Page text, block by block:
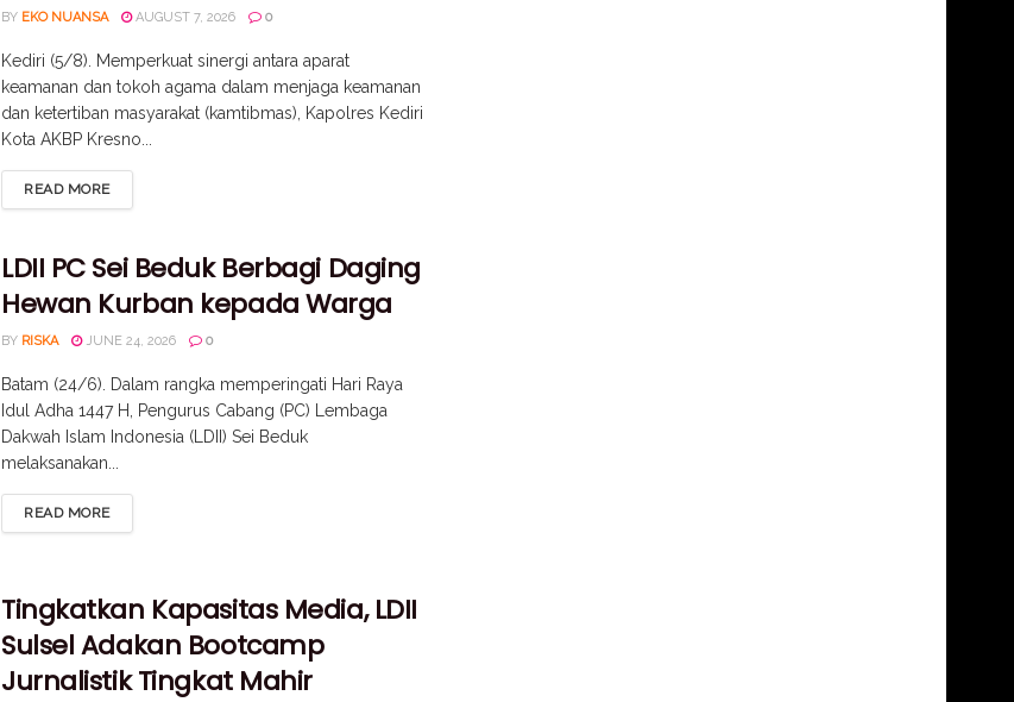
BY EKO NUANSA AUGUST 7, 2026 0
Kediri (5/8). Memperkuat sinergi antara aparat
keamanan dan tokoh agama dalam menjaga keamanan
dan ketertiban masyarakat (kamtibmas), Kapolres Kediri
Kota AKBP Kresno...
READ MORE
LDII PC Sei Beduk Berbagi Daging
Hewan Kurban kepada Warga
BY RISKA JUNE 24, 2026 0
Batam (24/6). Dalam rangka memperingati Hari Raya
Idul Adha 1447 H, Pengurus Cabang (PC) Lembaga
Dakwah Islam Indonesia (LDII) Sei Beduk
melaksanakan...
READ MORE
Tingkatkan Kapasitas Media, LDII
Sulsel Adakan Bootcamp
Jurnalistik Tingkat Mahir